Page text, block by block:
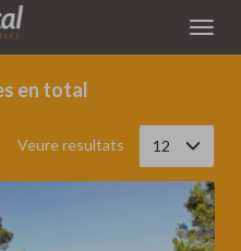
en total
Veure resultats 12